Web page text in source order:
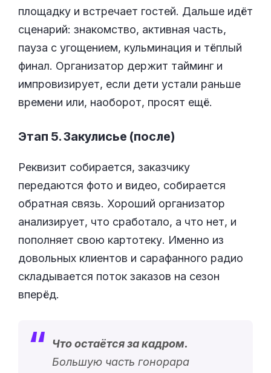
площадку и встречает гостей. Дальше идёт
сценарий: знакомство, активная часть,
пауза с угощением, кульминация и тёплый
финал. Организатор держит тайминг и
импровизирует, если дети устали раньше
времени или, наоборот, просят ещё.
Этап 5. Закулисье (после)
Реквизит собирается, заказчику
передаются фото и видео, собирается
обратная связь. Хороший организатор
анализирует, что сработало, а что нет, и
пополняет свою картотеку. Именно из
довольных клиентов и сарафанного радио
складывается поток заказов на сезон
вперёд.
Что остаётся за кадром.
Большую часть гонорара